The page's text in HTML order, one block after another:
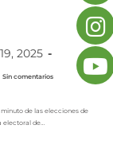
2025
Sin comentarios
de las elecciones de
de…